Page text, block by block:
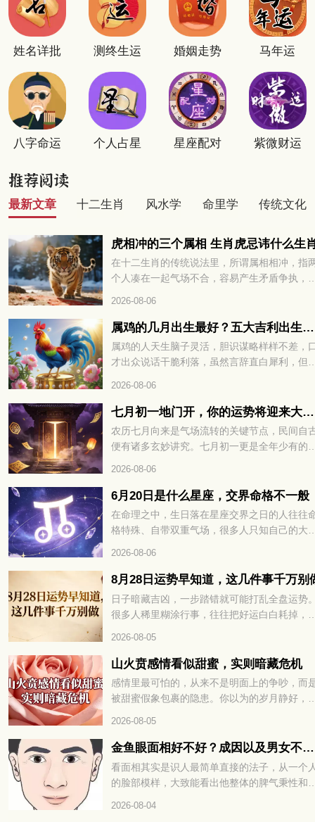
姓名详批 测终生运 婚姻走势 马年运
八字命运 个人占星 星座配对 紫微财运
最新文章 十二生肖 风水学 命里学 传统文化
虎相冲的三个属相 生肖虎忌讳什么生
在十二生肖的传统说法里，所谓属相相冲，指
个人凑在一起气场不合，容易产生矛盾争执，
哪些？接下来咱们就详细说一说。
2026-08-06
属鸡的几月出生最好？五大吉利出生月份完整解读
属鸡的人天生脑子灵活，胆识谋略样样不差，
才出众说话干脆利落，虽然言辞直白犀利，但
不过骨子里好胜心比较强，凡事总爱分出高下
在传统说法里，属鸡人不同月份降生，先天性
与整体运势差别很大，不少属鸡朋友都好奇，
年当中哪个月份出生福气最好，下面就给大家
细讲讲。
2026-08-06
七月初一地门开，你的运势将迎来大转折
农历七月向来是气场流转的关键节点，民间自
便有诸多玄妙讲究。七月初一更是全年少有的
半年的运势密码。冥冥之中自有定数，七月初
地门开，你的运势将迎来大转折。想知道究竟
吉是凶、该如何顺势把握，不妨接着往下细看
2026-08-06
6月20日是什么星座，交界命格不一般
在命理之中，生日落在星座交界之日的人往往
格特殊、自带双重气场，很多人只知自己的大
一般的命格玄机，想解锁自身完整运势，不妨
续往下细看。6月20日是什么星座，交界命格
般，你的性格、财运与情路走向，全文为你一
揭晓。
2026-08-06
8月28日运势早知道，这几件事千万别
日子暗藏吉凶，一步踏错就可能打乱全盘运势
很多人稀里糊涂行事，往往把好运白白耗掉，
道，这几件事千万别做，想顺顺利利过好这天
就继续往下看详细解析。
2026-08-05
山火贲感情看似甜蜜，实则暗藏危机
感情里最可怕的，从来不是明面上的争吵，而
被甜蜜假象包裹的隐患。你以为的岁月静好，
却藏着烧尽根基的风险。山火贲感情看似甜蜜
实则暗藏危机，想看清这段关系的真相，就继
往下看详细解析。
2026-08-05
金鱼眼面相好不好？成因以及男女不同命运解读
看面相其实是识人最简单直接的法子，从一个
的脸部模样，大致能看出他整体的脾气秉性和
2026-08-04